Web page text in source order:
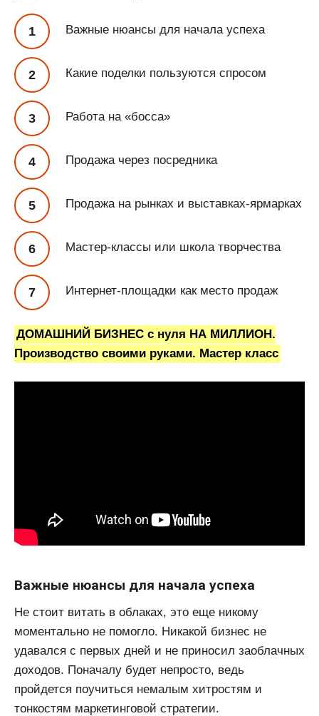
Важные нюансы для начала успеха
Какие поделки пользуются спросом
Работа на «босса»
Продажа через посредника
Продажа на рынках и выставках-ярмарках
Мастер-классы или школа творчества
Интернет-площадки как место продаж
ДОМАШНИЙ БИЗНЕС с нуля НА МИЛЛИОН.
Производство своими руками. Мастер класс
Важные нюансы для начала успеха
Не стоит витать в облаках, это еще никому
моментально не помогло. Никакой бизнес не
удавался с первых дней и не приносил заоблачных
доходов. Поначалу будет непросто, ведь
пройдется поучиться немалым хитростям и
тонкостям маркетинговой стратегии.